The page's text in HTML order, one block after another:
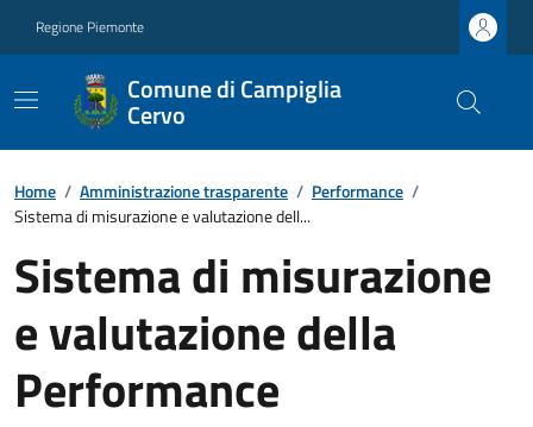
Regione Piemonte
Comune di Campiglia
Cervo
Home / Amministrazione trasparente / Performance /
Sistema di misurazione e valutazione dell...
Sistema di misurazione
e valutazione della
Performance